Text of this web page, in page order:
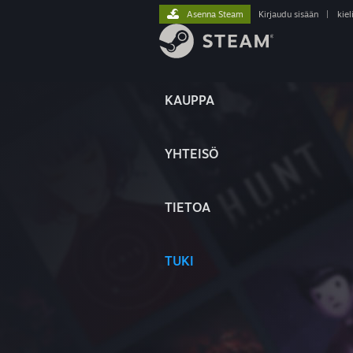
KAUPPA
YHTEISÖ
TIETOA
TUKI
Asenna Steam Kirjaudu sisään kieli